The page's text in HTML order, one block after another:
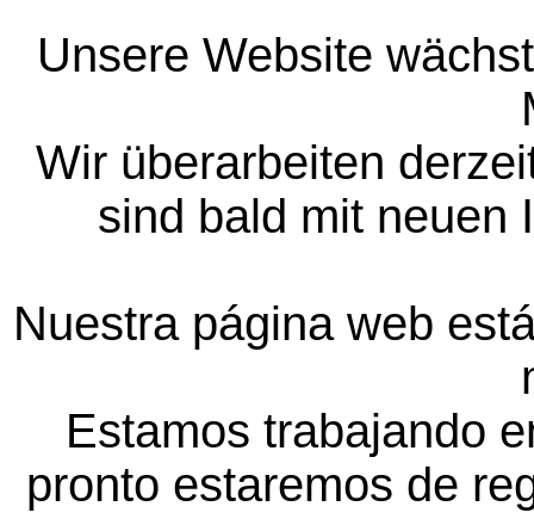
Unsere Website
Wir überarbeiten
sind bald mit neuen
Nuestra página web
Estamos trabajando
pronto estaremos de